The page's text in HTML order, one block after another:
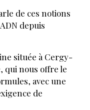
de ces notions
depuis
située à Cergy-
qui nous offre le
avec une
de